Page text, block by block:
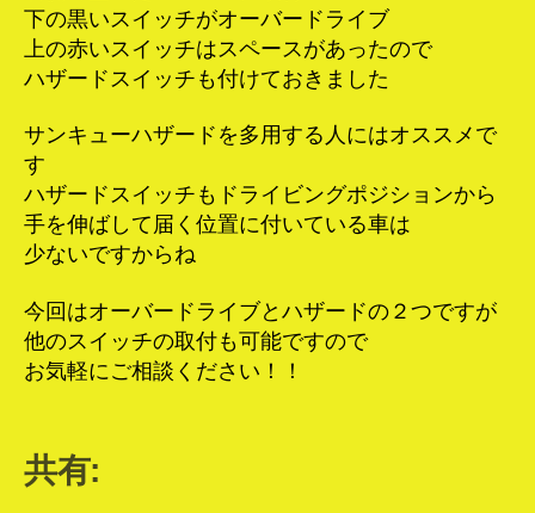
下の黒いスイッチがオーバードライブ
上の赤いスイッチはスペースがあったので
ハザードスイッチも付けておきました
サンキューハザードを多用する人にはオススメで
す
ハザードスイッチもドライビングポジションから
手を伸ばして届く位置に付いている車は
少ないですからね
今回はオーバードライブとハザードの２つですが
他のスイッチの取付も可能ですので
お気軽にご相談ください！！
共有: